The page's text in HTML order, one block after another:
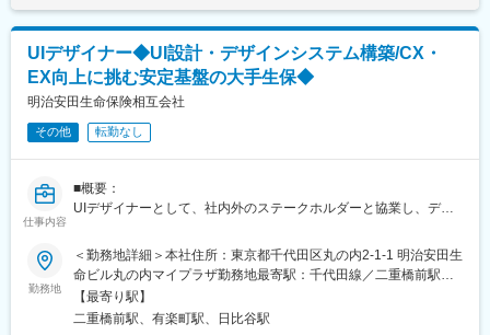
務を進めることが出来ます。
スタートメンバーとなり一から業務に携わることができます。
■組織構成：
3名（部長：1名 アシスタントマネージャー：1名 スタッフ1
名）
■同社について：
同社は、スマートフォンを通じお客さまの日常生活における決
済・金融サービスをより身近にする「スマートマネー構想」を、
KDDIおよびauフィナンシャルホールディングスと共に推進するた
め2019年に設立されました。従来はオンラインを中心にサービス
り多くの方にスマホ金融の魅力をお届けすることを目的としてい
ます。お金のプロであるファイナンシャルプランナーがお客様一
人一人にオーダーメイドのマネープランを作成し、お金に関する
不安を解消する「家計見直し相談」というサービスを提供してお
UIデザイナー◆UI設計・デザインシステム構築/CX・
EX向上に挑む安定基盤の大手生保◆
明治安田生命保険相互会社
その他 転勤なし
仕事内容
■概要：
UIデザイナーとして、社内外のステークホルダーと協業し、デザ
担っていただきます。
■業務内容：
・ユーザー体験の向上に資する、プロダクトのUIコンポーネン
ト・ビジュアル・インタラクションの設計・制作や、デザインシ
ステムの運用・改善によるプロダクト品質の向上
勤務地
＜勤務地詳細＞本社住所：東京都千代田区丸の内2-1-1 明治安田生
命ビル丸の内マイプラザ勤務地最寄駅：千代田線／二重橋前駅受
動喫煙対策：敷地内全面禁煙変更の範囲：会社の定める事業所
（リモートワーク含む）
【最寄り駅】
二重橋前駅、有楽町駅、日比谷駅